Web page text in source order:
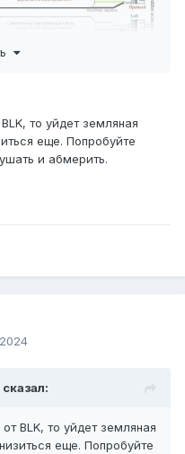
то уйдет земляная
еще. Попробуйте
и абмерить.
сказал:
BLK, то уйдет земляная
еще. Попробуйте